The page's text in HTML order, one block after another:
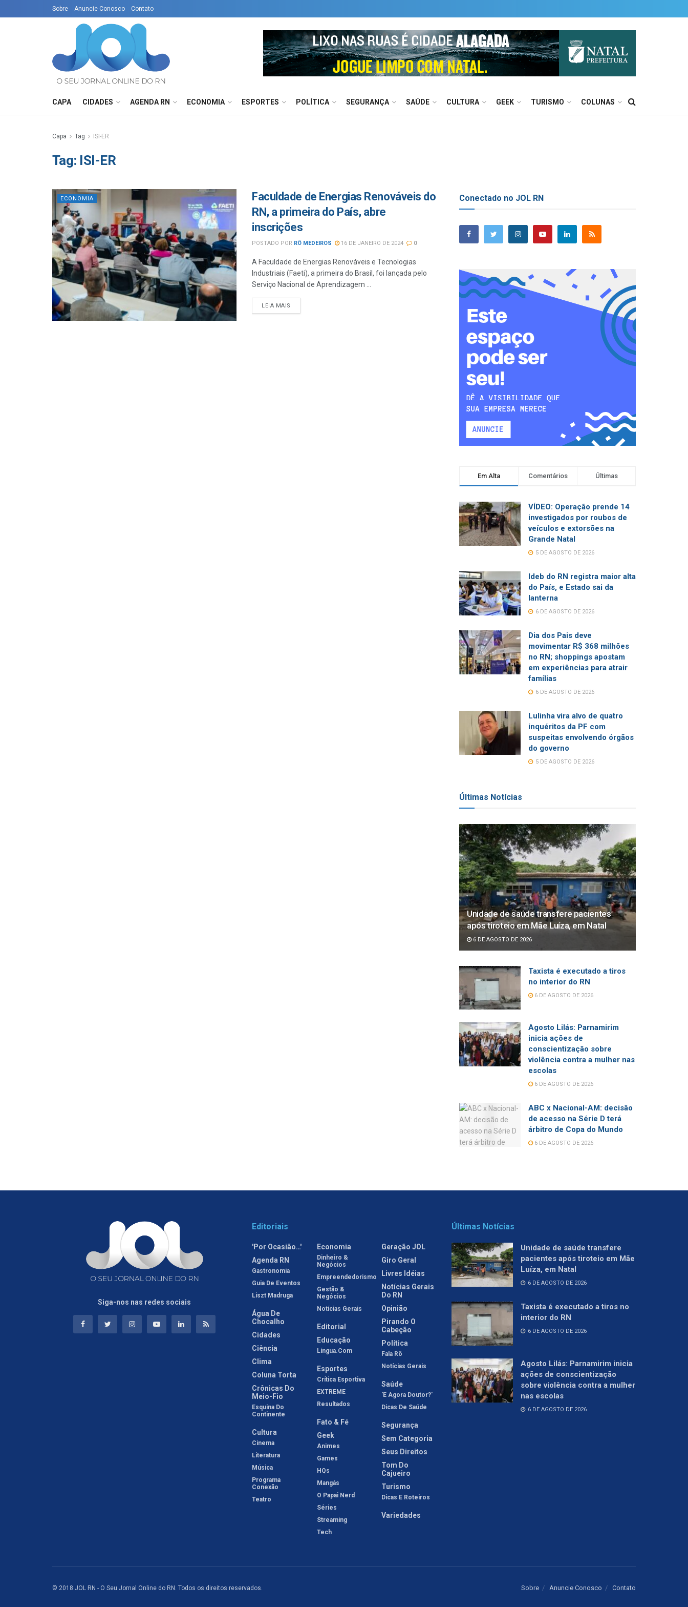
Sobre Anuncie Conosco Contato
CAPA CIDADES AGENDA RN ECONOMIA ESPORTES POLÍTICA SEGURANÇA SAÚDE CULTURA GEEK TURISMO COLUNAS
Capa Tag ISI-ER
Tag: ISI-ER
ECONOMIA
Faculdade de Energias Renováveis do
RN, a primeira do País, abre
inscrições
POSTADO POR RÔ MEDEIROS 16 DE JANEIRO DE 2024 0
A Faculdade de Energias Renováveis e Tecnologias
Industriais (Faeti), a primeira do Brasil, foi lançada pelo
Serviço Nacional de Aprendizagem ...
LEIA MAIS
Conectado no JOL RN
Em Alta Comentários Últimas
VÍDEO: Operação prende 14
investigados por roubos de
veículos e extorsões na
Grande Natal
5 DE AGOSTO DE 2026
Ideb do RN registra maior alta
do País, e Estado sai da
lanterna
6 DE AGOSTO DE 2026
Dia dos Pais deve
movimentar R$ 368 milhões
no RN; shoppings apostam
em experiências para atrair
famílias
6 DE AGOSTO DE 2026
Lulinha vira alvo de quatro
inquéritos da PF com
suspeitas envolvendo órgãos
do governo
5 DE AGOSTO DE 2026
Últimas Notícias
Unidade de saúde transfere pacientes
após tiroteio em Mãe Luíza, em Natal
6 DE AGOSTO DE 2026
Taxista é executado a tiros
no interior do RN
6 DE AGOSTO DE 2026
Agosto Lilás: Parnamirim
inicia ações de
conscientização sobre
violência contra a mulher nas
escolas
6 DE AGOSTO DE 2026
ABC x Nacional-AM: decisão
de acesso na Série D terá
árbitro de Copa do Mundo
6 DE AGOSTO DE 2026
Siga-nos nas redes sociais
Editoriais
'Por Ocasião…'
Agenda RN
Gastronomia
Guia De Eventos
Liszt Madruga
Água De
Chocalho
Cidades
Ciência
Clima
Coluna Torta
Crônicas Do
Meio-Fio
Esquina Do
Continente
Cultura
Cinema
Literatura
Música
Programa
Conexão
Teatro
Economia
Dinheiro &
Negócios
Empreendedorismo
Gestão &
Negócios
Notícias Gerais
Editorial
Educação
Língua.com
Esportes
Crítica Esportiva
EXTREME
Resultados
Fato & Fé
Geek
Animes
Games
HQs
Mangás
O Papai Nerd
Séries
Streaming
Tech
Geração JOL
Giro Geral
Livres Idéias
Notícias Gerais
Do RN
Opinião
Pirando O
Cabeção
Política
Fala Rô
Notícias Gerais
Saúde
'E Agora Doutor?'
Dicas De Saúde
Segurança
Sem Categoria
Seus Direitos
Tom Do
Cajueiro
Turismo
Dicas E Roteiros
Variedades
Últimas Notícias
Unidade de saúde transfere
pacientes após tiroteio em Mãe
Luíza, em Natal
6 DE AGOSTO DE 2026
Taxista é executado a tiros no
interior do RN
6 DE AGOSTO DE 2026
Agosto Lilás: Parnamirim inicia
ações de conscientização
sobre violência contra a mulher
nas escolas
6 DE AGOSTO DE 2026
Sobre Anuncie Conosco Contato
© 2018 JOL RN - O Seu Jornal Online do RN. Todos os direitos reservados.